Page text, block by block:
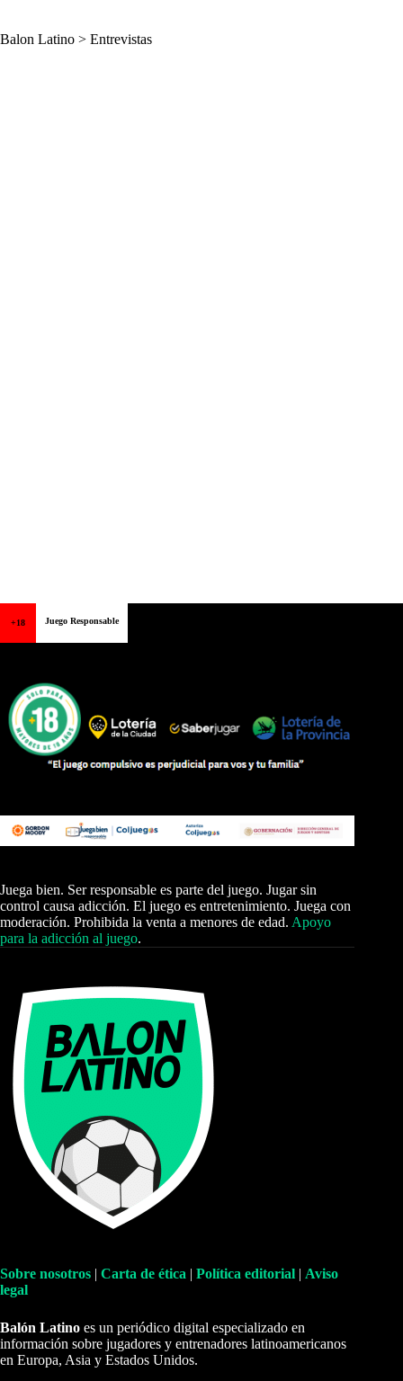
Balon Latino > Entrevistas
+18 Juego Responsable
Juega bien. Ser responsable es parte del juego. Jugar sin
control causa adicción. El juego es entretenimiento. Juega con
moderación. Prohibida la venta a menores de edad. Apoyo
para la adicción al juego.
Sobre nosotros | Carta de ética | Política editorial | Aviso
legal
Balón Latino es un periódico digital especializado en
información sobre jugadores y entrenadores latinoamericanos
en Europa, Asia y Estados Unidos.